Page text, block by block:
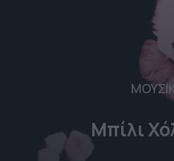
Μπίλι